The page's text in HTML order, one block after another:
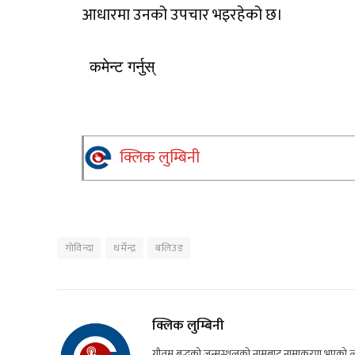
आधारमा उनको उपचार भइरहेको छ।
कमेन्ट गर्नुस्
क्लिक लुम्बिनी
गोविन्दा धर्मेन्द्र बलिउड
क्लिक लुम्बिनी